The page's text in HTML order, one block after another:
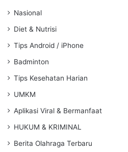
Nasional
Diet & Nutrisi
Tips Android / iPhone
Badminton
Tips Kesehatan Harian
UMKM
Aplikasi Viral & Bermanfaat
HUKUM & KRIMINAL
Berita Olahraga Terbaru